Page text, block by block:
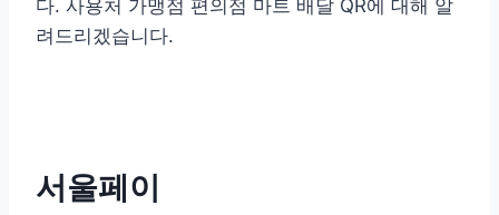
다. 사용처 가맹점 편의점 마트 배달 QR에 대해 알
려드리겠습니다.
서울페이